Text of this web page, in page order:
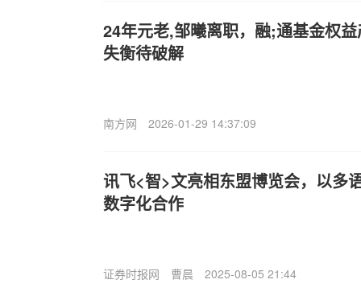
24年元老,邹曦离职，融;通基金权
失衡待破解
南方网 2026-01-29 14:37:09
讯飞<智>文亮相东盟博览会，以多
数字化合作
证券时报网 曹晨 2025-08-05 21:44